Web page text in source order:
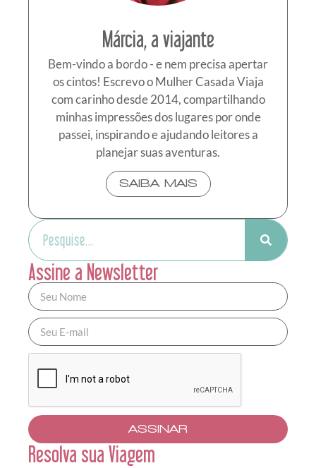
Márcia, a viajante
Bem-vindo a bordo - e nem precisa apertar
os cintos! Escrevo o Mulher Casada Viaja
com carinho desde 2014, compartilhando
minhas impressões dos lugares por onde
passei, inspirando e ajudando leitores a
planejar suas aventuras.
SAIBA MAIS
Assine a Newsletter
ASSINAR
Resolva sua Viagem